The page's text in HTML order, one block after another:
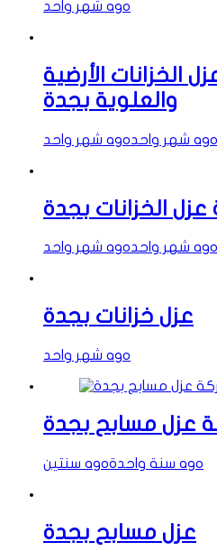
شهر واحد ago
الخزانات الأرضية
والعلوية بجدة
شهر واحد ago شهر واحد ago
عزل الخزانات بجدة
شهر واحد ago شهر واحد ago
عزل خزانات بجدة
شهر واحد ago
عزل مسابح بجدة
سنتين ago سنة واحدة ago
عزل مسابح بجدة